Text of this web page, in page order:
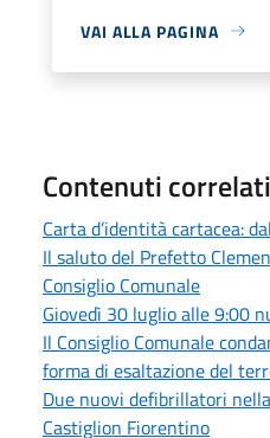
VAI ALLA PAGINA
Contenuti correlati
Carta d’identità cartacea:
Il saluto del Prefetto
Consiglio Comunale
Giovedì 30 luglio alle 9:00
Il Consiglio Comunale
forma di esaltazione del
Due nuovi defibrillatori
Castiglion Fiorentino